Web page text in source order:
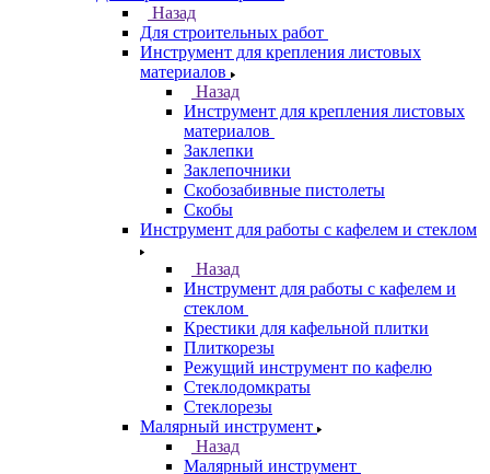
Назад
Для строительных работ
Инструмент для крепления листовых
материалов
Назад
Инструмент для крепления листовых
материалов
Заклепки
Заклепочники
Скобозабивные пистолеты
Скобы
Инструмент для работы с кафелем и стеклом
Назад
Инструмент для работы с кафелем и
стеклом
Крестики для кафельной плитки
Плиткорезы
Режущий инструмент по кафелю
Стеклодомкраты
Стеклорезы
Малярный инструмент
Назад
Малярный инструмент